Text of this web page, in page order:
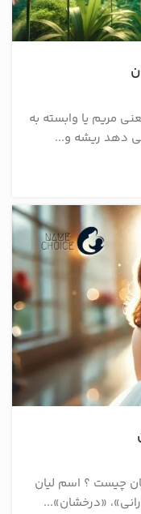
مریم یا وابسته به
دهد ریشه و...
چیست ؟ اسم لیان
«درخشان»...